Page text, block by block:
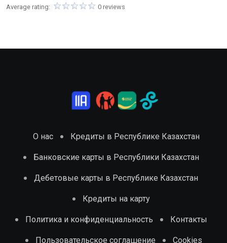
Average rating:
0 reviews
О нас Кредиты в Республике Казахстан
Банковские карты в Республики Казахстан
Дебетовые карты в Республике Казахстан
Кредиты на карту
Политика и конфиденциальность Контакты
Пользовательское соглашение Cookies